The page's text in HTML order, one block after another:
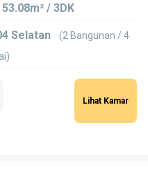
53.08m² / 3DK
Selatan
(2 Bangunan / 4
Lihat Kamar